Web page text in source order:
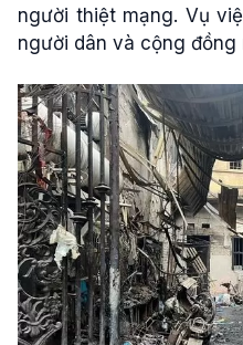
người thiệt mạng. Vụ
người dân và cộng